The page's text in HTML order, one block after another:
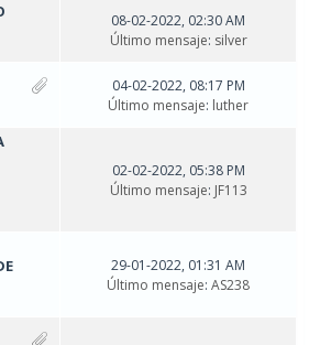
08-02-2022, 02:30 AM
Último mensaje: silver
04-02-2022, 08:17 PM
Último mensaje: luther
02-02-2022, 05:38 PM
Último mensaje: JF113
29-01-2022, 01:31 AM
Último mensaje: AS238